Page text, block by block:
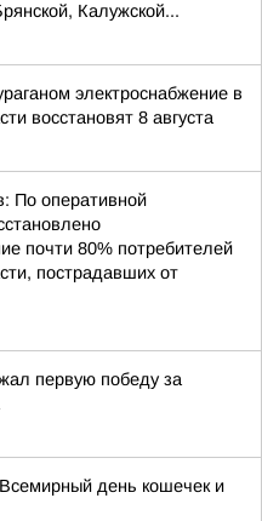
Калужской...
электроснабжение в
восстановят 8 августа
По оперативной
почти 80% потребителей
пострадавших от
первую победу за
день кошечек и